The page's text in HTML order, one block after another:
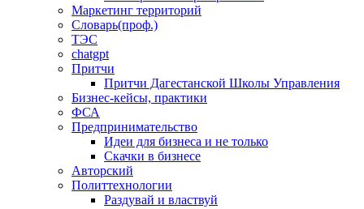
Маркетинг территорий
Словарь(проф.)
ТЭС
chatgpt
Притчи
Притчи Дагестанской Школы Управления
Бизнес-кейсы, практики
ФСА
Предпринимательство
Идеи для бизнеса и не только
Скачки в бизнесе
Авторский
Политтехнологии
Раздувай и властвуй